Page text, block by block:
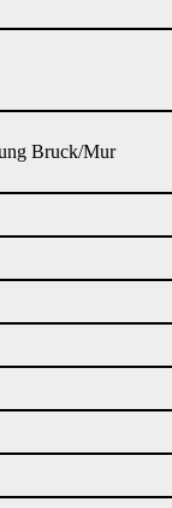
Bruck/Mur